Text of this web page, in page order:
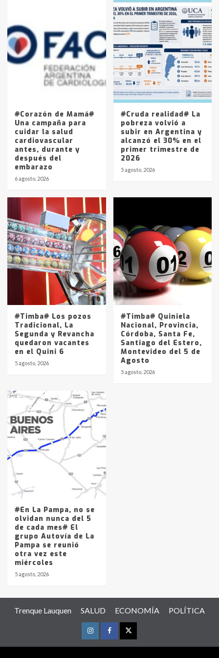
4
Accidente en Ruta 5: falleció un
joven de Trenque Lauquen
Los precios de los combustibles en
La Pampa, desde YPF hasta Axion
entre 857 a 1338 pesos
#Corazón de Mamá#
Una campaña para
cuidar la salud
cardiovascular
antes, durante y
después del
embarazo
6 agosto, 2026
#Cruda realidad# La
pobreza volvió a
subir en Argentina y
alcanzó el 30% en el
primer trimestre de
2026
5 agosto, 2026
#Timba# Los pozos
Tradicional, La
Segunda y Revancha
quedaron vacantes
en el Quini 6
5 agosto, 2026
#Timba# Quiniela
Nacional, Provincia,
Córdoba, Santa Fe,
Santiago del Estero,
Montevideo del 5 de
Agosto
5 agosto, 2026
#En La Pampa, no se
olvidan nunca del 5
de cada mes# El
grupo Autovía de La
Pampa se reunió
otra vez este
miércoles
5 agosto, 2026
Trenque Lauquen SALUD ECONOMÍA POLÍTICA
InstagramFacebookTwitter